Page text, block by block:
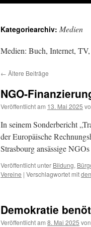
Kategoriearchiv: Medien
Medien: Buch, Internet,
← Ältere Beiträge
NGO-
Veröffentlicht am 13. Mai 2025
In seinem Sonderbericht
der Europäische
Strasbourg ansässige
Veröffentlicht unter Bildung,
Vereine | Verschlagwortet mit
Demokratie
Veröffentlicht am 8. Mai 2025 von